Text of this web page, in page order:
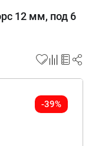
12 мм, под 6
-39%